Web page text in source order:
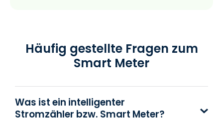
Häufig gestellte Fragen zum
Smart Meter
Was ist ein intelligenter
Stromzähler bzw. Smart Meter?